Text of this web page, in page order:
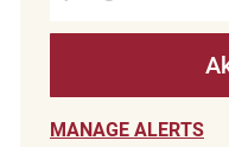
MANAGE ALERTS